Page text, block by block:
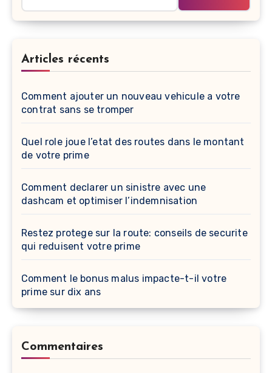
Articles récents
Comment ajouter un nouveau vehicule a votre
contrat sans se tromper
Quel role joue l’etat des routes dans le montant
de votre prime
Comment declarer un sinistre avec une
dashcam et optimiser l’indemnisation
Restez protege sur la route: conseils de securite
qui reduisent votre prime
Comment le bonus malus impacte-t-il votre
prime sur dix ans
Commentaires